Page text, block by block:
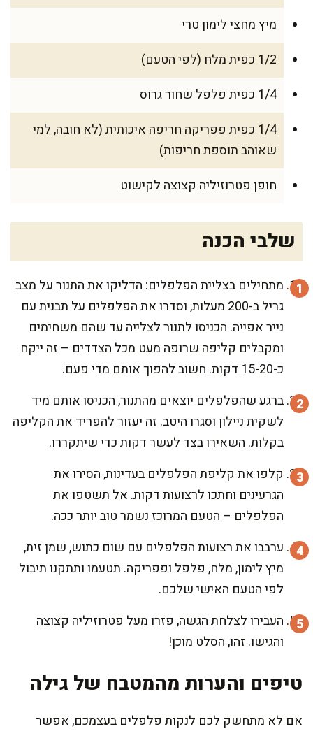
מיץ מחצי לימון טרי
1/2 כפית מלח (לפי הטעם)
1/4 כפית פלפל שחור גרוס
1/4 כפית פפריקה חריפה איכותית (לא חובה, למי
שאוהב תוספת חריפות)
חופן פטרוזיליה קצוצה לקישוט
שלבי הכנה
מתחילים בצליית הפלפלים: הדליקו את התנור על מצב
גריל ב-200 מעלות, וסדרו את הפלפלים על תבנית עם
נייר אפייה. הכניסו לתנור לצלייה עד שהם משחימים
ומקבלים קליפה שרופה מעט מכל הצדדים – זה ייקח
כ-15-20 דקות. חשוב להפוך אותם מדי פעם.
ברגע שהפלפלים יוצאים מהתנור, הכניסו אותם מיד
לשקית ניילון וסגרו היטב. זה יעזור להפריד את הקליפה
בקלות. השאירו בצד לעשר דקות כדי שיתקררו.
קלפו את קליפת הפלפלים בעדינות, הסירו את
הגרעינים וחתכו לרצועות דקות. אל תשטפו את
הפלפלים – הטעם המרוכז נשמר טוב יותר ככה.
ערבבו את רצועות הפלפלים עם שום כתוש, שמן זית,
מיץ לימון, מלח, פלפל ופפריקה. תטעמו ותתקנו תיבול
לפי הטעם האישי שלכם.
העבירו לצלחת הגשה, פזרו מעל פטרוזיליה קצוצה
והגישו. זהו, הסלט מוכן!
טיפים והערות מהמטבח של גילה
אם לא מתחשק לכם לנקות פלפלים בעצמכם, אפשר